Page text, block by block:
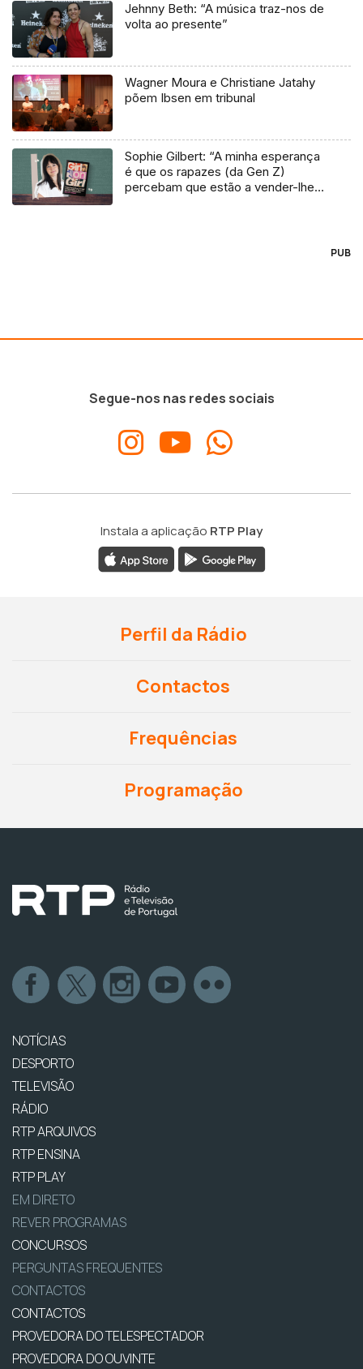
Jehnny Beth: “A música traz-nos de
volta ao presente”
Wagner Moura e Christiane Jatahy
põem Ibsen em tribunal
Sophie Gilbert: “A minha esperança
é que os rapazes (da Gen Z)
percebam que estão a vender-lhes
PUB
Segue-nos nas redes sociais
Instala a aplicação RTP Play
Perfil da Rádio
Contactos
Frequências
Programação
NOTÍCIAS
DESPORTO
TELEVISÃO
RÁDIO
RTP ARQUIVOS
RTP ENSINA
RTP PLAY
EM DIRETO
REVER PROGRAMAS
CONCURSOS
PERGUNTAS FREQUENTES
CONTACTOS
CONTACTOS
PROVEDORA DO TELESPECTADOR
PROVEDORA DO OUVINTE